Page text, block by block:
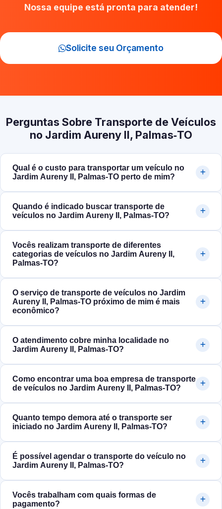
Nossa equipe está pronta para atender!
Solicite seu Orçamento
Perguntas Sobre Transporte de Veículos
no Jardim Aureny II, Palmas‑TO
Qual é o custo para transportar um veículo no
Jardim Aureny II, Palmas‑TO perto de mim?
Quando é indicado buscar transporte de
veículos no Jardim Aureny II, Palmas‑TO?
Vocês realizam transporte de diferentes
categorias de veículos no Jardim Aureny II,
Palmas‑TO?
O serviço de transporte de veículos no Jardim
Aureny II, Palmas‑TO próximo de mim é mais
econômico?
O atendimento cobre minha localidade no
Jardim Aureny II, Palmas‑TO?
Como encontrar uma boa empresa de transporte
de veículos no Jardim Aureny II, Palmas‑TO?
Quanto tempo demora até o transporte ser
iniciado no Jardim Aureny II, Palmas‑TO?
É possível agendar o transporte do veículo no
Jardim Aureny II, Palmas‑TO?
Vocês trabalham com quais formas de
pagamento?